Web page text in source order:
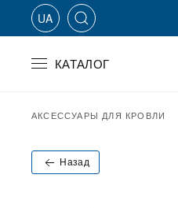
Skip to main content
UA
КАТАЛОГ
АКСЕССУАРЫ ДЛЯ КРОВЛИ
Назад